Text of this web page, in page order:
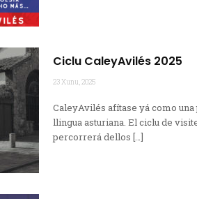
Ciclu CaleyAvilés 2025
23 Xunu, 2025
CaleyAvilés afítase yá como
llingua asturiana. El ciclu de
percorrerá dellos […]